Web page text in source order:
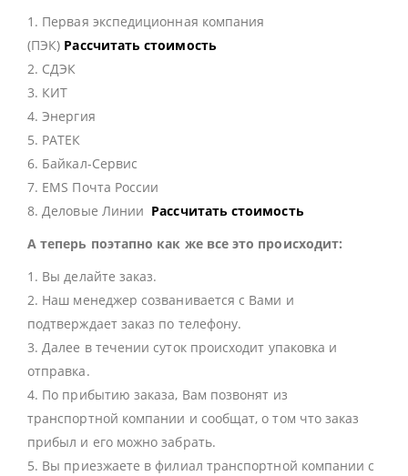
1. Первая экспедиционная компания
(ПЭК) Рассчитать стоимость
2. СДЭК
3. КИТ
4. Энергия
5. РАТЕК
6. Байкал-Сервис
7. EMS Почта России
8. Деловые Линии Рассчитать стоимость
А теперь поэтапно как же все это происходит:
1. Вы делайте заказ.
2. Наш менеджер созванивается с Вами и
подтверждает заказ по телефону.
3. Далее в течении суток происходит упаковка и
отправка.
4. По прибытию заказа, Вам позвонят из
транспортной компании и сообщат, о том что заказ
прибыл и его можно забрать.
5. Вы приезжаете в филиал транспортной компании с